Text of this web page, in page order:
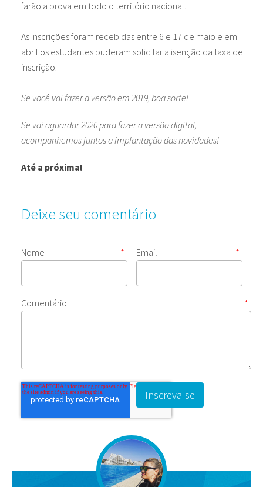
farão a prova em todo o território nacional.
As inscrições foram recebidas entre 6 e 17 de maio e em
abril os estudantes puderam solicitar a isenção da taxa de
inscrição.
Se você vai fazer a versão em 2019, boa sorte!
Se vai aguardar 2020 para fazer a versão digital,
acompanhemos juntos a implantação das novidades!
Até a próxima!
Deixe seu comentário
Nome * Email *
Comentário *